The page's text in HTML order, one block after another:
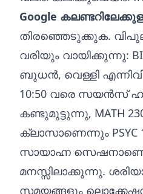
Google
തിരഞ്ഞെടുക്കുക.
വരിയും വായിക്കുന്നു:
ബുധൻ, വെള്ളി
10:50 വരെ സയൻസ്
കണ്ടുമുട്ടുന്നു, MATH
ക്ലാസാണെന്നും PSYC
സായാഹ്ന
മനസ്സിലാക്കുന്നു.
സമയങ്ങളും